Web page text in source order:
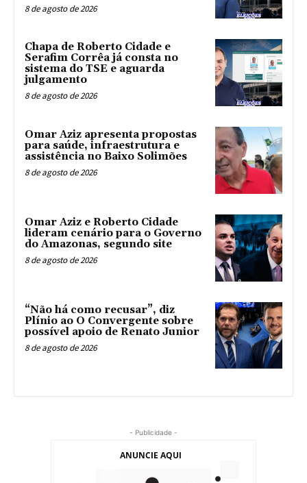
8 de agosto de 2026
Chapa de Roberto Cidade e
Serafim Corrêa já consta no
sistema do TSE e aguarda
julgamento
8 de agosto de 2026
Omar Aziz apresenta propostas
para saúde, infraestrutura e
assistência no Baixo Solimões
8 de agosto de 2026
Omar Aziz e Roberto Cidade
lideram cenário para o Governo
do Amazonas, segundo site
8 de agosto de 2026
“Não há como recusar”, diz
Plínio ao O Convergente sobre
possível apoio de Renato Junior
8 de agosto de 2026
- Publicidade -